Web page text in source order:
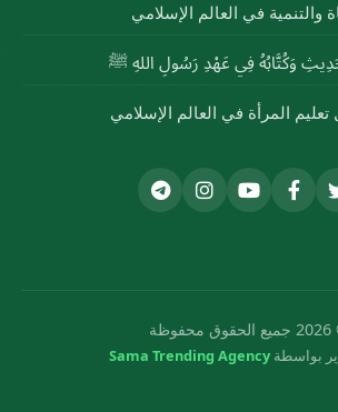
والتنمية في العالم الإسلامي
وَكُتَّابُهُ فِي عَهْدِ رَسُولِ اللهِ ﷺ
المرأة في العالم الإسلامي
بواسطة Sama Trending Agency